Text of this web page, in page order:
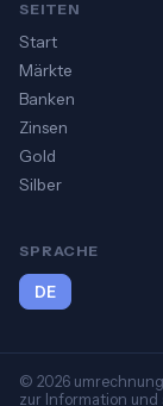
SEITEN
Start
Märkte
Banken
Zinsen
Gold
Silber
SPRACHE
DE
© 2026
zur Information und